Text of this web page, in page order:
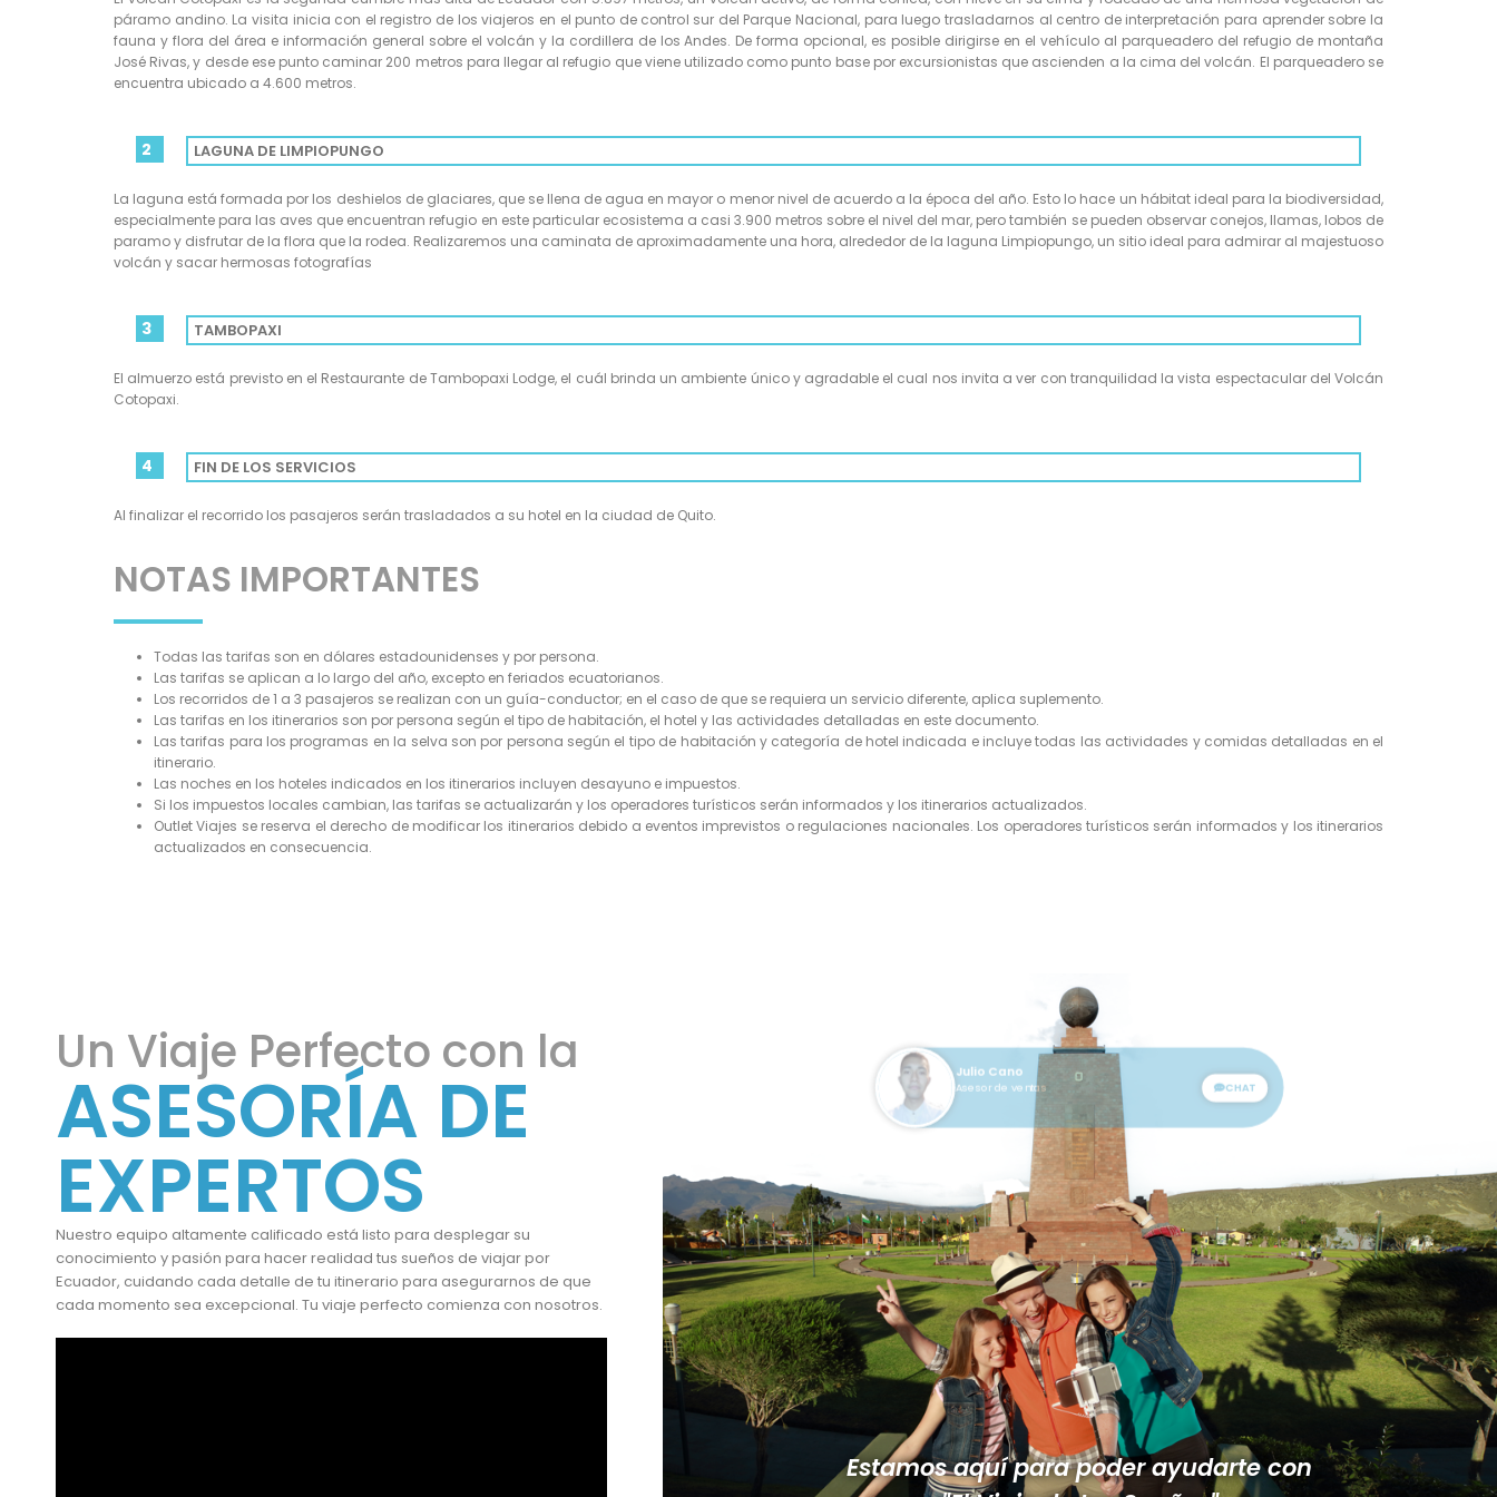
páramo andino. La visita inicia con el registro de los viajeros en el punto de control sur del Parque Nacional, para luego trasladarnos al centro de interpretación para aprender sobre la
fauna y flora del área e información general sobre el volcán y la cordillera de los Andes. De forma opcional, es posible dirigirse en el vehículo al parqueadero del refugio de montaña
José Rivas, y desde ese punto caminar 200 metros para llegar al refugio que viene utilizado como punto base por excursionistas que ascienden a la cima del volcán. El parqueadero se
encuentra ubicado a 4.600 metros.
2 LAGUNA DE LIMPIOPUNGO
La laguna está formada por los deshielos de glaciares, que se llena de agua en mayor o menor nivel de acuerdo a la época del año. Esto lo hace un hábitat ideal para la biodiversidad,
especialmente para las aves que encuentran refugio en este particular ecosistema a casi 3.900 metros sobre el nivel del mar, pero también se pueden observar conejos, llamas, lobos de
paramo y disfrutar de la flora que la rodea. Realizaremos una caminata de aproximadamente una hora, alrededor de la laguna Limpiopungo, un sitio ideal para admirar al majestuoso
volcán y sacar hermosas fotografías
3 TAMBOPAXI
El almuerzo está previsto en el Restaurante de Tambopaxi Lodge, el cuál brinda un ambiente único y agradable el cual nos invita a ver con tranquilidad la vista espectacular del Volcán
Cotopaxi.
4 FIN DE LOS SERVICIOS
Al finalizar el recorrido los pasajeros serán trasladados a su hotel en la ciudad de Quito.
NOTAS IMPORTANTES
Todas las tarifas son en dólares estadounidenses y por persona.
Las tarifas se aplican a lo largo del año, excepto en feriados ecuatorianos.
Los recorridos de 1 a 3 pasajeros se realizan con un guía-conductor; en el caso de que se requiera un servicio diferente, aplica suplemento.
Las tarifas en los itinerarios son por persona según el tipo de habitación, el hotel y las actividades detalladas en este documento.
Las tarifas para los programas en la selva son por persona según el tipo de habitación y categoría de hotel indicada e incluye todas las actividades y comidas detalladas en el
itinerario.
Las noches en los hoteles indicados en los itinerarios incluyen desayuno e impuestos.
Si los impuestos locales cambian, las tarifas se actualizarán y los operadores turísticos serán informados y los itinerarios actualizados.
Outlet Viajes se reserva el derecho de modificar los itinerarios debido a eventos imprevistos o regulaciones nacionales. Los operadores turísticos serán informados y los itinerarios
actualizados en consecuencia.
Un Viaje Perfecto con la
ASESORÍA DE
EXPERTOS
Nuestro equipo altamente calificado está listo para desplegar su
conocimiento y pasión para hacer realidad tus sueños de viajar por
Ecuador, cuidando cada detalle de tu itinerario para asegurarnos de que
cada momento sea excepcional. Tu viaje perfecto comienza con nosotros.
Asesor de ventas CHAT
Shagahiec Shoghi
Asesora de ventas CHAT
Estamos aquí para poder ayudarte con